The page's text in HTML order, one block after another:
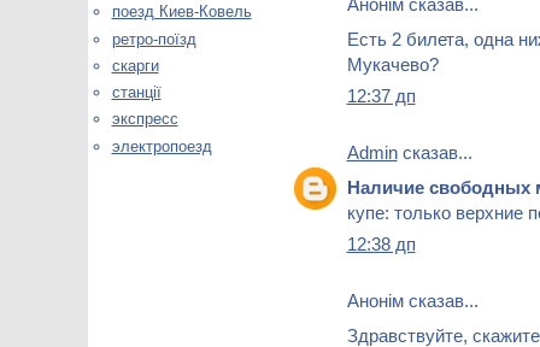
Анонім сказав...
Есть 2 билета, одна
Мукачево?
12:37 дп
Adminсказав...
Наличие
купе: только верхние
12:38 дп
Анонім сказав...
Здравствуйте,
поезд Киев-Ковель
ретро-поїзд
скарги
станції
экспресс
электропоезд